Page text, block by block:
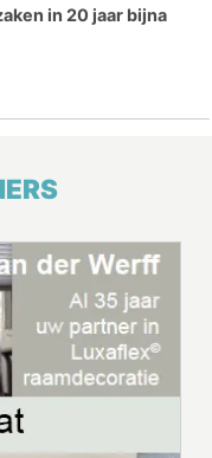
in 20 jaar bijna